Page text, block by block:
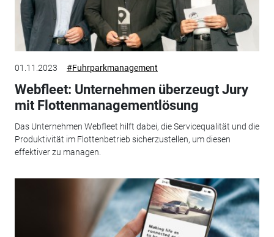
01.11.2023 #Fuhrparkmanagement
Webfleet: Unternehmen überzeugt Jury
mit Flottenmanagementlösung
Das Unternehmen Webfleet hilft dabei, die Servicequalität und die
Produktivität im Flottenbetrieb sicherzustellen, um diesen
effektiver zu managen.